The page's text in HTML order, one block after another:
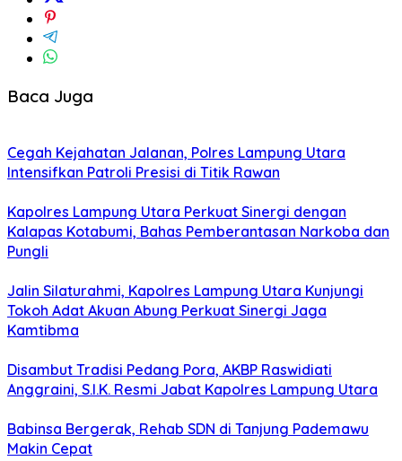
Baca Juga
Cegah Kejahatan Jalanan, Polres Lampung Utara
Intensifkan Patroli Presisi di Titik Rawan
Kapolres Lampung Utara Perkuat Sinergi dengan
Kalapas Kotabumi, Bahas Pemberantasan Narkoba dan
Pungli
Jalin Silaturahmi, Kapolres Lampung Utara Kunjungi
Tokoh Adat Akuan Abung Perkuat Sinergi Jaga
Kamtibma
Disambut Tradisi Pedang Pora, AKBP Raswidiati
Anggraini, S.I.K. Resmi Jabat Kapolres Lampung Utara
Babinsa Bergerak, Rehab SDN di Tanjung Pademawu
Makin Cepat